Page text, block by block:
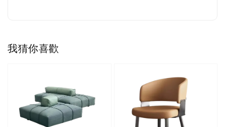
我猜你喜歡